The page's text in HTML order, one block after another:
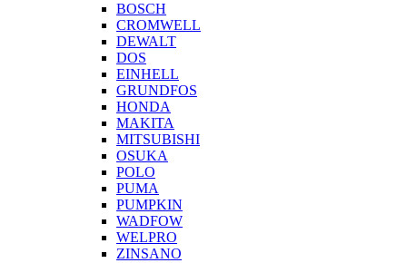
BOSCH
CROMWELL
DEWALT
DOS
EINHELL
GRUNDFOS
HONDA
MAKITA
MITSUBISHI
OSUKA
POLO
PUMA
PUMPKIN
WADFOW
WELPRO
ZINSANO